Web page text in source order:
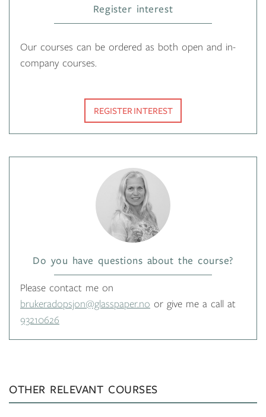
Register interest
Our courses can be ordered as both open and in-
company courses.
REGISTER INTEREST
Do you have questions about the course?
Please contact me on
brukeradopsjon@glasspaper.no or give me a call at
93210626
OTHER RELEVANT COURSES